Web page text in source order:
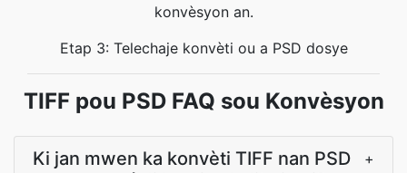
konvèsyon an.
Etap 3: Telechaje konvèti ou a PSD dosye
TIFF pou PSD FAQ sou Konvèsyon
Ki jan mwen ka konvèti TIFF nan PSD
+